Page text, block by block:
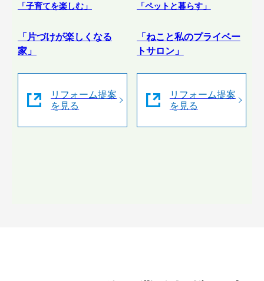
「子育てを楽しむ」
「片づけが楽しくなる
家」
リフォーム提案
を見る
「ペットと暮らす」
「ねこと私のプライベー
トサロン」
リフォーム提案
を見る